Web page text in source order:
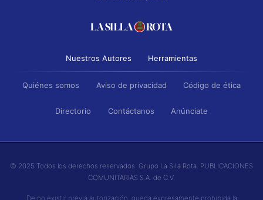
Nuestros Autores Herramientas
Quiénes somos Aviso de privacidad Código de ética
Directorio Contáctanos Anúnciate
© 2025 Todos los derechos reservados. Grupo La Silla Rota. PUBLICACIONES
COMUNITARIAS S.A. de C.V.